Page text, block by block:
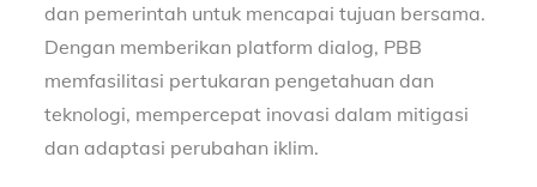
dan pemerintah untuk mencapai tujuan bersama.
Dengan memberikan platform dialog, PBB
memfasilitasi pertukaran pengetahuan dan
teknologi, mempercepat inovasi dalam mitigasi
dan adaptasi perubahan iklim.